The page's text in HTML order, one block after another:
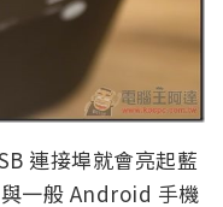
連接埠就會亮起藍
一般 Android 手機